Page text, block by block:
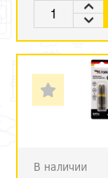
В наличии